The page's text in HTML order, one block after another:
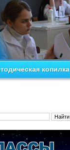
копилка